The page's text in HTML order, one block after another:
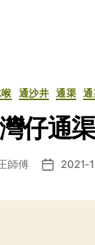
分
通沙井 通渠
灣仔通渠
師傅
发 2021-